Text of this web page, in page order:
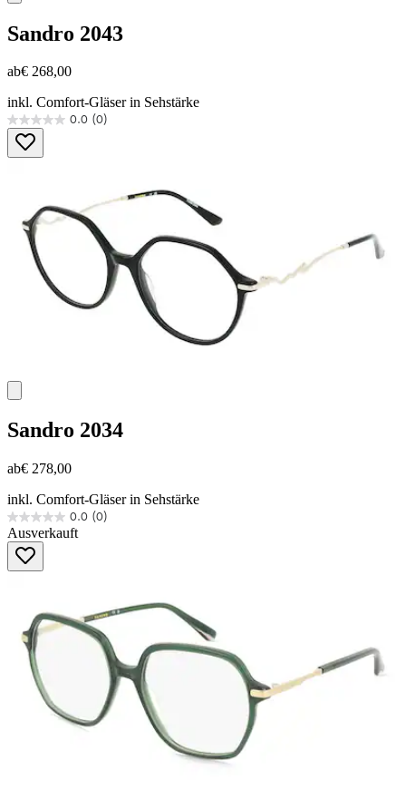
Sandro 2043
ab€ 268,00
inkl. Comfort-Gläser in Sehstärke
0.0 (0)
0.0
von
5
Sandro 2034
ab€ 278,00
inkl. Comfort-Gläser in Sehstärke
0.0 (0)
0.0
von
Sternen.
Ausverkauft